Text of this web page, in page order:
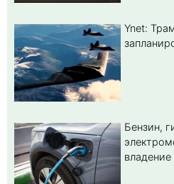
Ynet:
Бензин,